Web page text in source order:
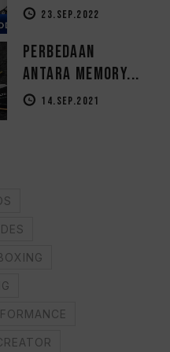
23.SEP.2022
Perbedaan
Antara Memory...
14.SEP.2021